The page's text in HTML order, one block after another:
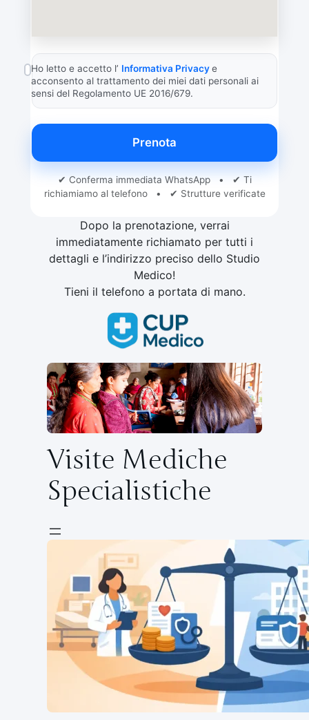
Ho letto e accetto l’ Informativa Privacye
acconsento al trattamento dei miei dati personali ai
sensi del Regolamento UE 2016/679.
Prenota
✔ Conferma immediata WhatsApp • ✔ Ti
richiamiamo al telefono • ✔ Strutture verificate
Dopo la prenotazione, verrai
immediatamente richiamato per tutti i
dettagli e l’indirizzo preciso dello Studio
Medico!
Tieni il telefono a portata di mano.
Visite Mediche
Specialistiche